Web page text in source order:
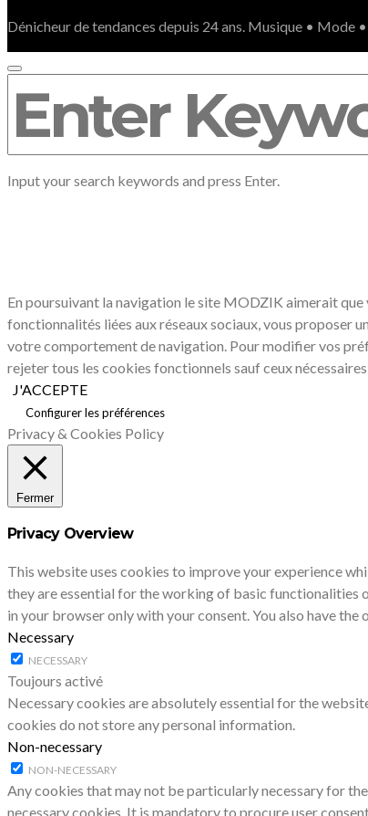
Dénicheur de tendances depuis 24 ans. Musique • Mode
FOR:
Input your search keywords and press Enter.
En poursuivant la navigation le site MODZIK aimerait
fonctionnalités liées aux réseaux sociaux, vous proposer
votre comportement de navigation. Pour modifier vos
rejeter tous les cookies fonctionnels sauf ceux
J'ACCEPTE
Configurer les préférences
Privacy & Cookies Policy
Fermer
Privacy Overview
This website uses cookies to improve your experience
they are essential for the working of basic functionalities
in your browser only with your consent. You also have
Necessary
NECESSARY
Toujours activé
Necessary cookies are absolutely essential for the
cookies do not store any personal information.
Non-necessary
NON-NECESSARY
Any cookies that may not be particularly necessary for
necessary cookies. It is mandatory to procure user